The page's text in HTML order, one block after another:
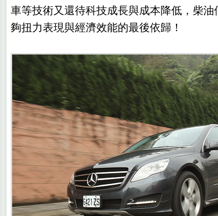
車等技術又還待科技成長與成本降低，柴
夠扭力表現與經濟效能的最後依歸！